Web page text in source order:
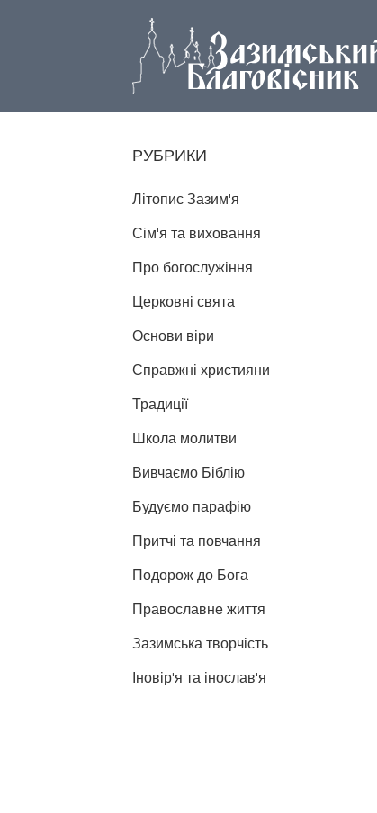
РУБРИКИ
Літопис Зазим'я
Сім'я та виховання
Про богослужіння
Церковні свята
Основи віри
Справжні християни
Традиції
Школа молитви
Вивчаємо Біблію
Будуємо парафію
Притчі та повчання
Подорож до Бога
Православне життя
Зазимська творчість
Іновір'я та інослав'я